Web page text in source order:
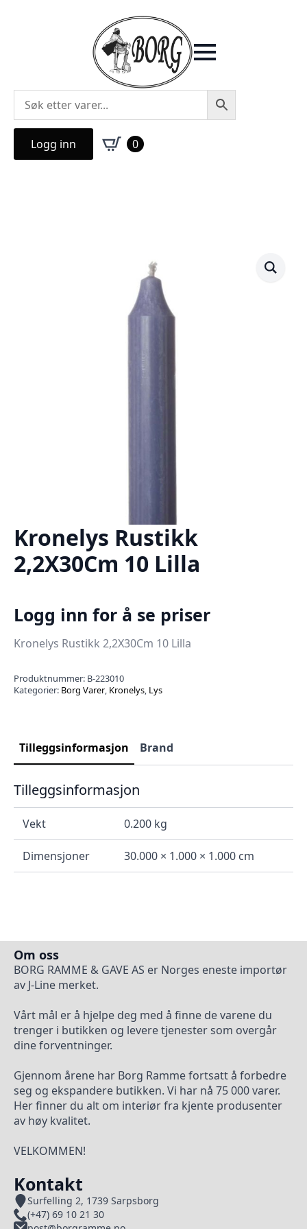
Logg inn 0
Kronelys Rustikk
2,2X30Cm 10 Lilla
Logg inn for å se priser
Kronelys Rustikk 2,2X30Cm 10 Lilla
Produktnummer: B-223010
Kategorier: Borg Varer, Kronelys, Lys
Tilleggsinformasjon Brand
Tilleggsinformasjon
Vekt 0.200 kg
Dimensjoner 30.000 × 1.000 × 1.000 cm
Om oss
BORG RAMME & GAVE AS er Norges eneste importør
av J-Line merket.
Vårt mål er å hjelpe deg med å finne de varene du
trenger i butikken og levere tjenester som overgår
dine forventninger.
Gjennom årene har Borg Ramme fortsatt å forbedre
seg og ekspandere butikken. Vi har nå 75 000 varer.
Her finner du alt om interiør fra kjente produsenter
av høy kvalitet.
VELKOMMEN!
Kontakt
Surfelling 2, 1739 Sarpsborg
(+47) 69 10 21 30